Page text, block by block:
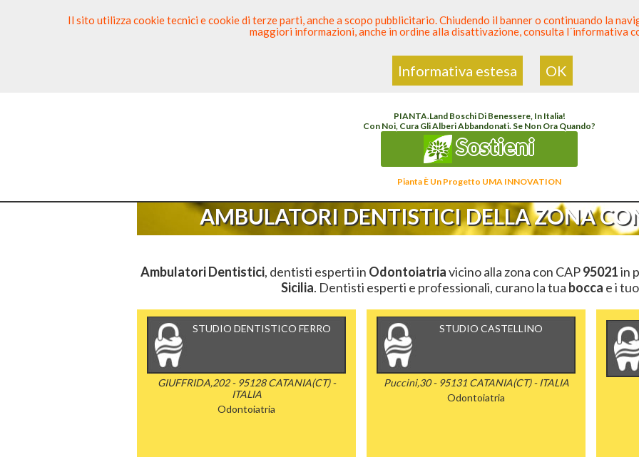
Elenco Dentista Sicuro>Odontoiatria>Ambulatori Dentistici>Sicilia
PIANTA.LandBoschi Di Benessere, In Italia!
Con Noi, Cura Gli Alberi Abbandonati. Se Non Ora Quando?
Sostieni
Pianta È Un Progetto UMA INNOVATION
AMBULATORI DENTISTICI DELLA ZONA
Ambulatori Dentistici, dentisti esperti in Odontoiatriavicino alla zona con CAP95021in
Sicilia. Dentisti esperti e professionali, curano la tua bocca e i
STUDIO DENTISTICO FERRO
GIUFFRIDA,202 - 95128 CATANIA(CT) -
ITALIA
Odontoiatria
STUDIO CASTELLINO
Puccini,30 - 95131 CATANIA(CT) - ITALIA
Odontoiatria
Il sito utilizza cookie tecnici e cookie di terze parti, anche a scopo pubblicitario. Chiudendo il banner o continuando la
maggiori informazioni, anche in ordine alla disattivazione, consulta l´informativa
Informativa estesa OK